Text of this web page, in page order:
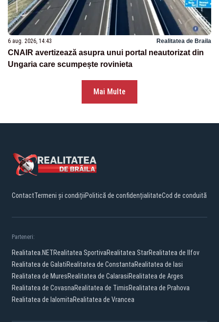
6 aug. 2026, 14:43 Realitatea de Braila
CNAIR avertizează asupra unui portal neautorizat din
Ungaria care scumpește rovinieta
Mai Multe
ContactTermeni și condițiiPolitică de confidențialitateCod de conduită
Parteneri:
Realitatea.NETRealitatea SportivaRealitatea StarRealitatea de Ilfov
Realitatea de GalatiRealitatea de ConstantaRealitatea de Iasi
Realitatea de MuresRealitatea de CalarasiRealitatea de Arges
Realitatea de CovasnaRealitatea de TimisRealitatea de Prahova
Realitatea de IalomitaRealitatea de Vrancea